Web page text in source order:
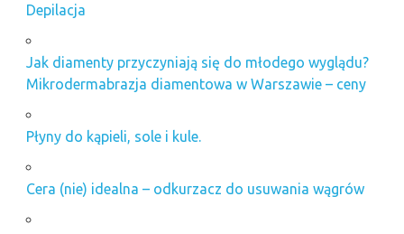
Depilacja
Jak diamenty przyczyniają się do młodego wyglądu?
Mikrodermabrazja diamentowa w Warszawie – ceny
Płyny do kąpieli, sole i kule.
Cera (nie) idealna – odkurzacz do usuwania wągrów